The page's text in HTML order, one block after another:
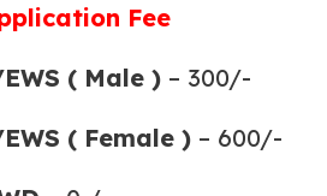
Fee
( Male ) – 300/-
( Female ) – 600/-